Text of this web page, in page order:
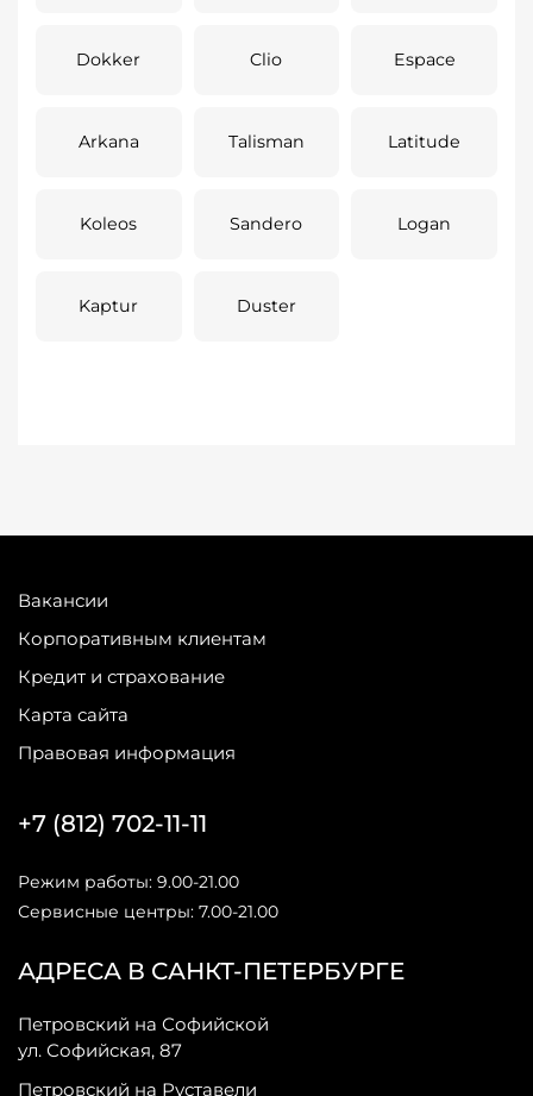
Dokker Clio Espace
Arkana Talisman Latitude
Koleos Sandero Logan
Kaptur Duster
Вакансии
Корпоративным клиентам
Кредит и страхование
Карта сайта
Правовая информация
АДРЕСА В САНКТ-ПЕТЕРБУРГЕ
Петровский на Софийской
ул. Софийская, 87
Петровский на Руставели
+7 (812) 702-11-11
Режим работы: 9.00-21.00
Сервисные центры: 7.00-21.00